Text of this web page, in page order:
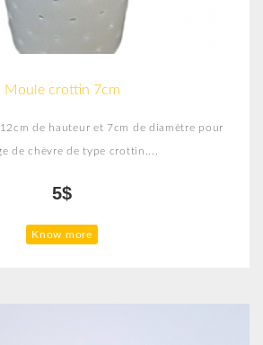
Moule crottin 7cm
de hauteur et 7cm de diamètre pour
de chèvre de type crottin....
5$
Know more